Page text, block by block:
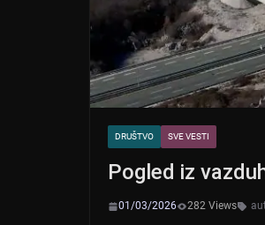
DRUŠTVO SVE VESTI
Pogled iz
01/03/2026 282 Views